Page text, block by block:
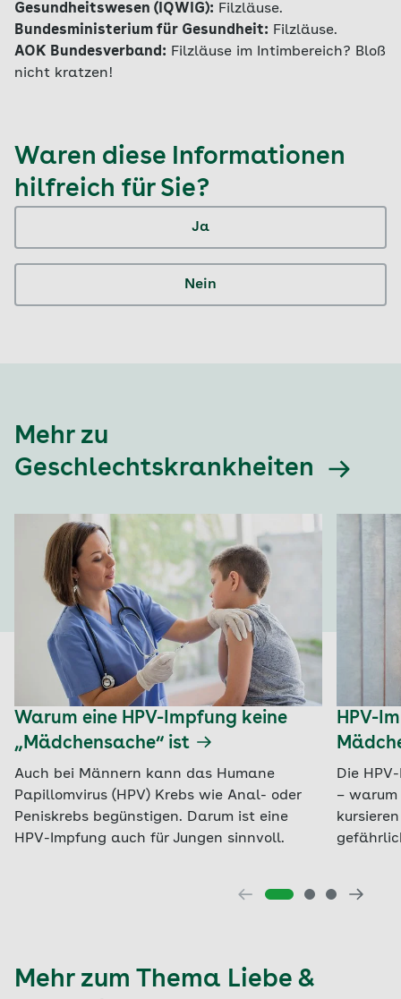
Gesundheitswesen (IQWIG): Filzläuse.
Bundesministerium für Gesundheit: Filzläuse.
AOK Bundesverband: Filzläuse im Intimbereich? Bloß
nicht kratzen!
Waren diese Informationen
hilfreich für Sie?
Ja
Nein
Mehr zu
Geschlechtskrankheiten
Warum eine HPV-Impfung keine
„Mädchensache“ ist
Auch bei Männern kann das Humane
Papillomvirus (HPV) Krebs wie Anal- oder
Peniskrebs begünstigen. Darum ist eine
HPV-Impfung auch für Jungen sinnvoll.
HPV-
Die
–
Mehr zum Thema Liebe &